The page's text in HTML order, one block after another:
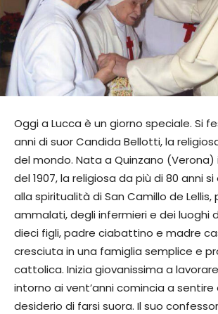
Oggi a Lucca è un giorno speciale. Si
anni di suor Candida Bellotti, la
del mondo. Nata a Quinzano (Verona)
del 1907, la religiosa da più di 80 anni
alla spiritualità di San Camillo de
ammalati, degli infermieri e dei luoghi
dieci figli, padre ciabattino e madre
cresciuta in una famiglia semplice e
cattolica. Inizia giovanissima a
intorno ai vent’anni comincia a
desiderio di farsi suora. Il suo